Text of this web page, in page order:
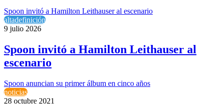
Spoon invitó a Hamilton Leithauser al escenario
altadefinición
9 julio 2026
Spoon invitó a Hamilton Leithauser al
escenario
Spoon anuncian su primer álbum en cinco años
noticias
28 octubre 2021